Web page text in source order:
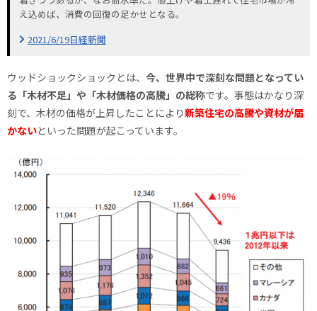
え込めば、消費の回復の足かせとなる。
2021/6/19日経新聞
ウッドショックショックとは、 今、世界中で深刻な問題となってい
る「木材不足」や「木材価格の高騰」の総称です。事態はかなり深
刻で、木材の価格が上昇したことにより新築住宅の高騰や資材が届
かないといった問題が起こっています。